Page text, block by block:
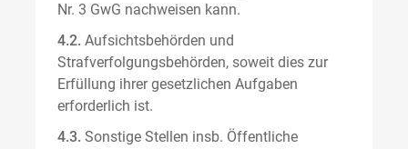
Nr. 3 GwG nachweisen kann.
4.2. Aufsichtsbehörden und
Strafverfolgungsbehörden, soweit dies zur
Erfüllung ihrer gesetzlichen Aufgaben
erforderlich ist.
4.3. Sonstige Stellen insb. Öffentliche